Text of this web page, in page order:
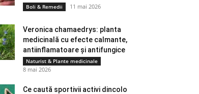
Boli & Remedii 11 mai 2026
Veronica chamaedrys: planta
medicinală cu efecte calmante,
antiinflamatoare și antifungice
Naturist & Plante medicinale
8 mai 2026
Ce caută sportivii activi dincolo